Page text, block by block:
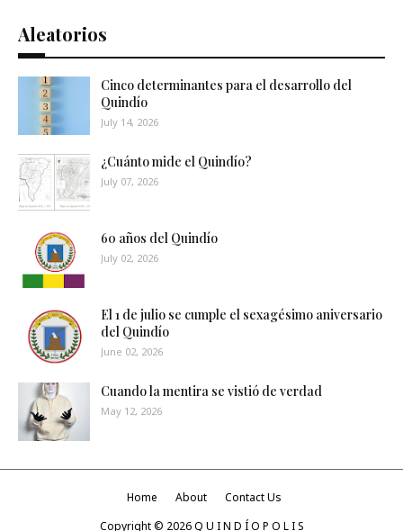
Aleatorios
Cinco determinantes para el desarrollo del
Quindío
July 14, 2026
¿Cuánto mide el Quindío?
July 07, 2026
60 años del Quindío
July 02, 2026
El 1 de julio se cumple el sexagésimo aniversario
del Quindío
June 02, 2026
Cuando la mentira se vistió de verdad
May 12, 2026
Home About
Contact Us
Copyright © 2026Q U I N D Í O P O L I S